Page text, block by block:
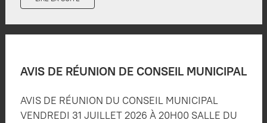
AVIS DE RÉUNION DE CONSEIL MUNICIPAL
AVIS DE RÉUNION DU CONSEIL MUNICIPAL
VENDREDI 31 JUILLET 2026 À 20H00 SALLE DU